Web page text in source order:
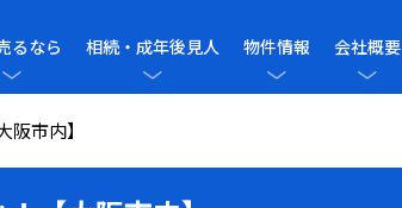
るなら 相続・成年後見人 物件情報 会社概要
市内】